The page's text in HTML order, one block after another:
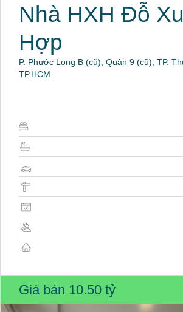
Nhà HXH Đỗ
Hợp
P. Phước Long B (cũ), Quận 9 (cũ), TP.
TP.HCM
Giá bán 10.50 tỷ